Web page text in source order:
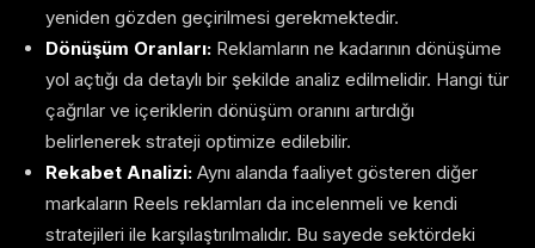
yeniden gözden geçirilmesi gerekmektedir.
Dönüşüm Oranları: Reklamların ne kadarının dönüşüme
yol açtığı da detaylı bir şekilde analiz edilmelidir. Hangi tür
çağrılar ve içeriklerin dönüşüm oranını artırdığı
belirlenerek strateji optimize edilebilir.
Rekabet Analizi: Aynı alanda faaliyet gösteren diğer
markaların Reels reklamları da incelenmeli ve kendi
stratejileri ile karşılaştırılmalıdır. Bu sayede sektördeki